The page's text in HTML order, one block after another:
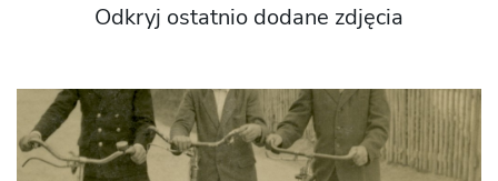
Odkryj ostatnio dodane zdjęcia